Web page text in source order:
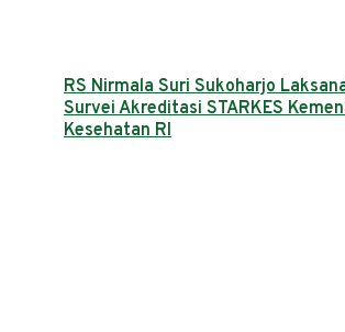
RS Nirmala Suri Sukoharjo
Survei Akreditasi STARKES
Kesehatan RI